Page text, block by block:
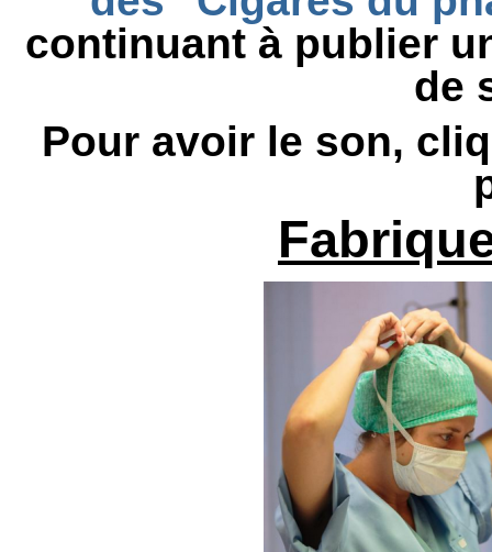
continuant à publier
de
Pour avoir le son,